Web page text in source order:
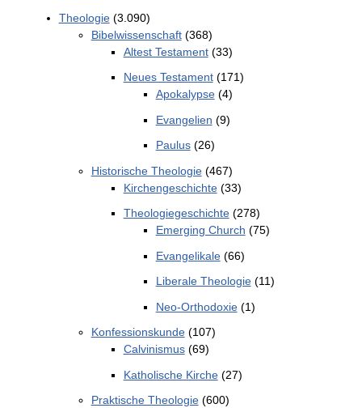
Theologie(3.090)
Bibelwissenschaft(368)
Altest Testament(33)
Neues Testament(171)
Apokalypse(4)
Evangelien (9)
Paulus(26)
Historische Theologie(467)
Kirchengeschichte(33)
Theologiegeschichte(278)
Emerging Church (75)
Evangelikale(66)
Liberale Theologie(11)
Neo-Orthodoxie(1)
Konfessionskunde(107)
Calvinismus(69)
Katholische Kirche(27)
Praktische Theologie(600)